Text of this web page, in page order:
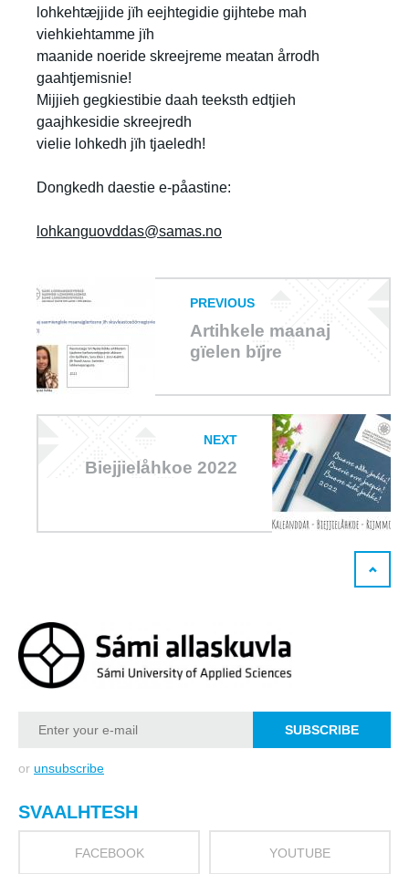
lohkehtæjjide jïh eejhtegidie gijhtebe mah
viehkiehtamme jïh
maanide noeride skreejreme meatan årrodh
gaahtjemisnie!
Mijjieh gegkiestibie daah teeksth edtjieh
gaajhkesidie skreejredh
vielie lohkedh jïh tjaeledh!
Dongkedh daestie e-påastine:
lohkanguovddas@samas.no
PREVIOUS
Artihkele maanaj
gïelen bïjre
NEXT
Biejjielåhkoe 2022
or unsubscribe
SVAALHTESH
FACEBOOK YOUTUBE